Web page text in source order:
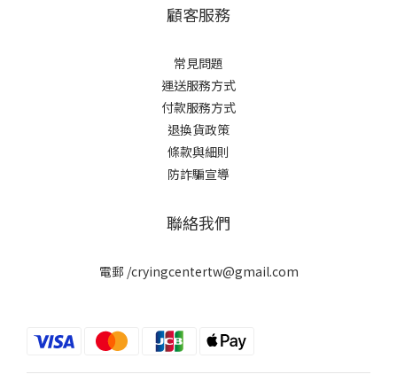
顧客服務
常見問題
運送服務方式
付款服務方式
退換貨政策
條款與細則
防詐騙宣導
聯絡我們
電郵 /cryingcentertw@gmail.com